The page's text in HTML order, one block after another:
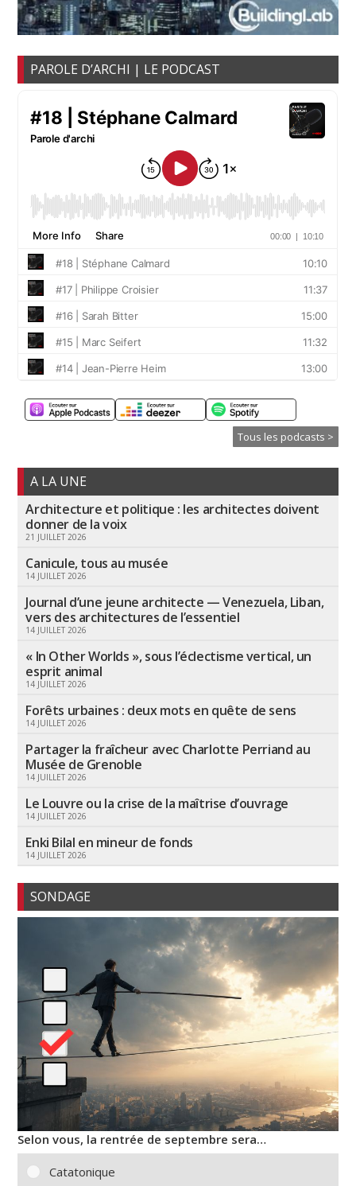
PAROLE D’ARCHI | LE PODCAST
Tous les podcasts >
A LA UNE
Architecture et politique : les architectes doivent
donner de la voix
21 JUILLET 2026
Canicule, tous au musée
14 JUILLET 2026
Journal d’une jeune architecte — Venezuela, Liban,
vers des architectures de l’essentiel
14 JUILLET 2026
« In Other Worlds », sous l’éclectisme vertical, un
esprit animal
14 JUILLET 2026
Forêts urbaines : deux mots en quête de sens
14 JUILLET 2026
Partager la fraîcheur avec Charlotte Perriand au
Musée de Grenoble
14 JUILLET 2026
Le Louvre ou la crise de la maîtrise d’ouvrage
14 JUILLET 2026
Enki Bilal en mineur de fonds
14 JUILLET 2026
SONDAGE
Selon vous, la rentrée de septembre sera…
Catatonique